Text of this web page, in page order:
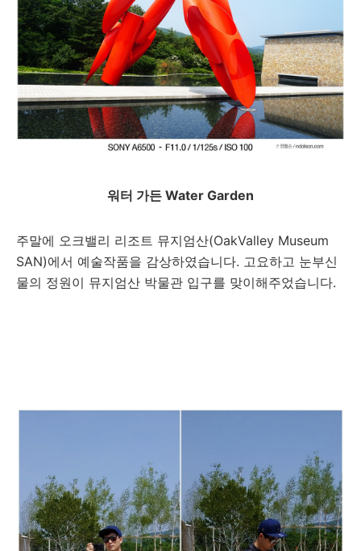
워터 가든 Water Garden
주말에 오크밸리 리조트 뮤지엄산(OakValley Museum
SAN)에서 예술작품을 감상하였습니다. 고요하고 눈부신
물의 정원이 뮤지엄산 박물관 입구를 맞이해주었습니다.